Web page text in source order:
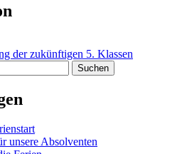
der zukünftigen 5. Klassen
unsere Absolventen